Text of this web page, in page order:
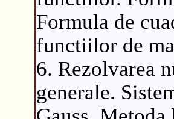
Formula de
functiilor de
6. Rezolvarea
generale.